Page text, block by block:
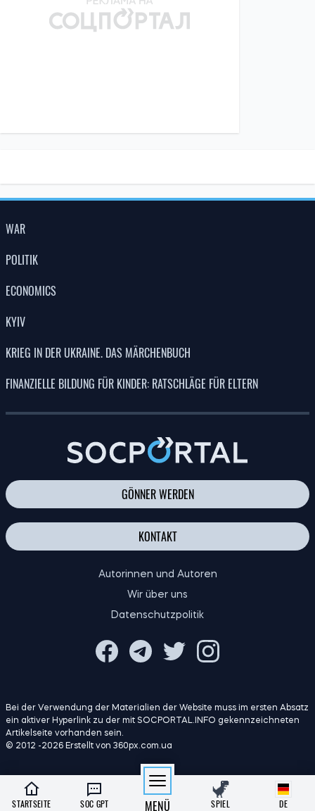
WAR
POLITIK
ECONOMICS
KYIV
KRIEG IN DER UKRAINE. DAS MÄRCHENBUCH
FINANZIELLE BILDUNG FÜR KINDER: RATSCHLÄGE FÜR ELTERN
GÖNNER WERDEN
KONTAKT
Autorinnen und Autoren
Wir über uns
Datenschutzpolitik
Bei der Verwendung der Materialien der Website muss im ersten Absatz
ein aktiver Hyperlink zu der mit SOCPORTAL.INFO gekennzeichneten
Artikelseite vorhanden sein.
© 2012 -2026 Erstellt von 360px.com.ua
STARTSEITE SOC GPT MENÜ SPIEL DE